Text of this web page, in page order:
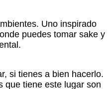
Uno inspirado
puedes tomar sake y
si tienes a bien hacerlo.
que tiene este lugar son